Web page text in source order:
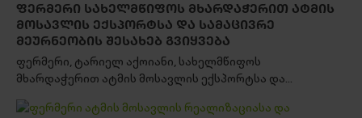
ᲤᲔᲠᲛᲔᲠᲘ ᲡᲐᲮᲔᲚᲛᲬᲘᲤᲝᲡ ᲛᲮᲐᲠᲓᲐᲭᲔᲠᲘᲗ ᲐᲢᲛᲘᲡ
ᲛᲝᲡᲐᲕᲚᲘᲡ ᲔᲥᲡᲞᲝᲠᲢᲡᲐ ᲓᲐ ᲡᲐᲛᲐᲪᲘᲕᲠᲔ
ᲛᲔᲣᲠᲜᲔᲝᲑᲘᲡ ᲨᲔᲡᲐᲮᲔᲑ ᲒᲕᲘᲧᲕᲔᲑᲐ
ფერმერი, ტარიელ აქოიანი, სახელმწიფოს
მხარდაჭერით ატმის მოსავლის ექსპორტსა და...